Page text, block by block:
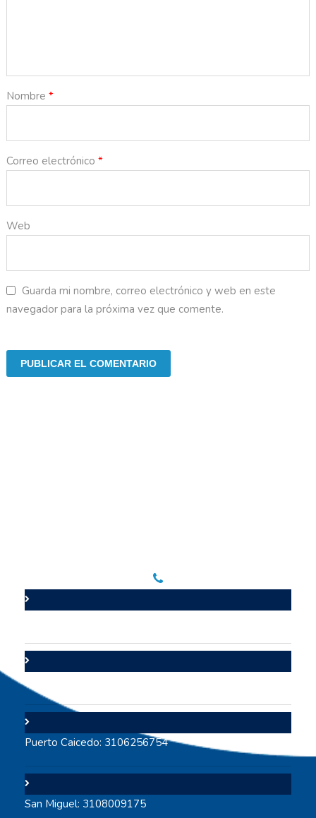
Nombre *
Correo electrónico *
Web
Guarda mi nombre, correo electrónico y web en este
navegador para la próxima vez que comente.
Puerto Caicedo: 3106256754
San Miguel: 3108009175